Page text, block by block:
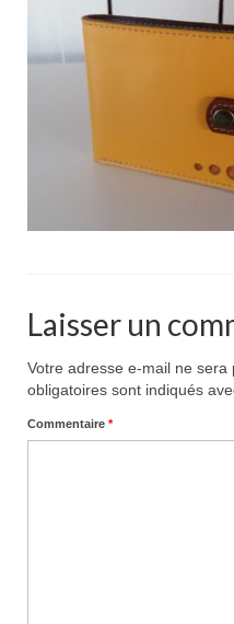
E-Boutique
Pour acheter
Contact
Laisser un
Votre adresse e-mail ne sera
obligatoires sont indiqués
Commentaire *